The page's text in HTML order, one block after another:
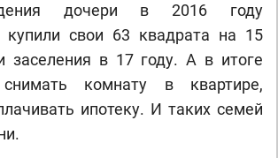
дочери в 2016 году
купили свои 63 квадрата на 15
заселения в 17 году. А в итоге
комнату в квартире,
ипотеку. И таких семей